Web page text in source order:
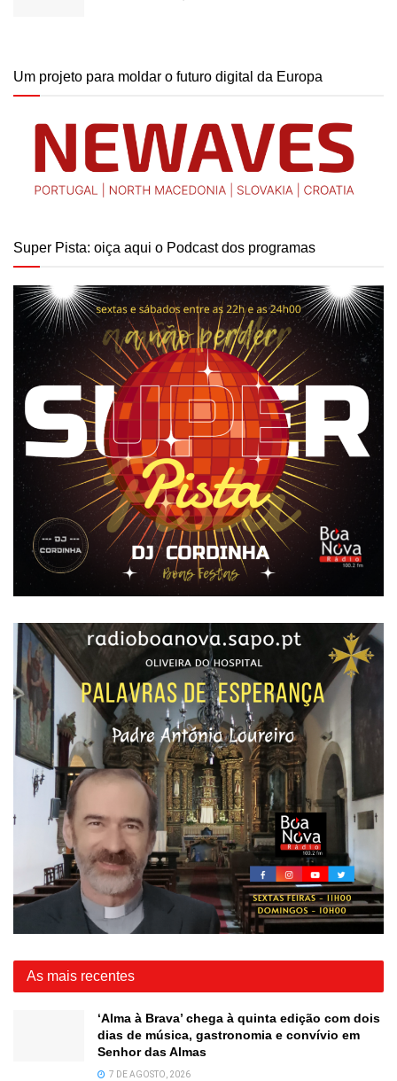
Um projeto para moldar o futuro digital da Europa
Super Pista: oiça aqui o Podcast dos programas
As mais recentes
‘Alma à Brava’ chega à quinta edição com dois
dias de música, gastronomia e convívio em
Senhor das Almas
7 DE AGOSTO, 2026